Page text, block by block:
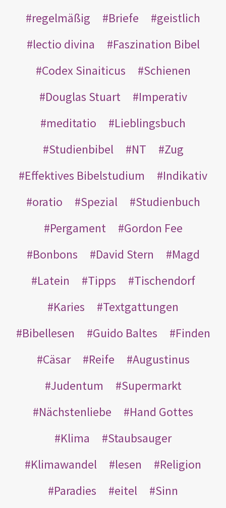
regelmäßig
Briefe
geistlich
lectio divina
Faszination Bibel
Codex Sinaiticus
Schienen
Douglas Stuart
Imperativ
meditatio
Lieblingsbuch
Studienbibel
NT
Zug
Effektives Bibelstudium
Indikativ
oratio
Spezial
Studienbuch
Pergament
Gordon Fee
Bonbons
David Stern
Magd
Latein
Tipps
Tischendorf
Karies
Textgattungen
Bibellesen
Guido Baltes
Finden
Cäsar
Reife
Augustinus
Judentum
Supermarkt
Nächstenliebe
Hand Gottes
Klima
Staubsauger
Klimawandel
lesen
Religion
Paradies
eitel
Sinn